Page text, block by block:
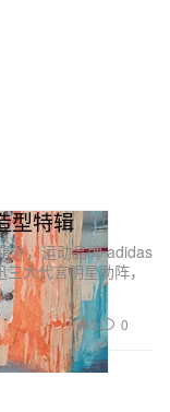
型特辑
外，运动品牌 adidas
大代言明星助阵，
3 0